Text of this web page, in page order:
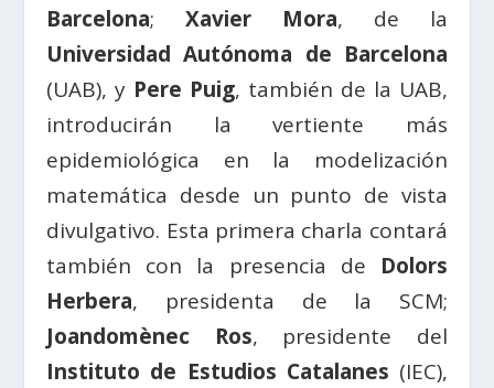
Barcelona;Xavier Mora, de la
Universidad Autónoma de Barcelona
(UAB), y Pere Puig, también de la UAB,
introducirán la vertiente más
epidemiológica en la modelización
matemática desde un punto de vista
divulgativo. Esta primera charla contará
también con la presencia de Dolors
Herbera, presidenta de la SCM;
Joandomènec Ros, presidente del
Instituto de Estudios Catalanes (IEC),